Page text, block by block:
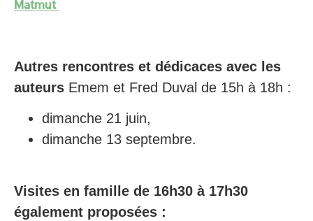
Matmut
Autres rencontres et dédicaces avec les
auteurs Emem et Fred Duval de 15h à 18h :
dimanche 21 juin,
dimanche 13 septembre.
Visites en famille de 16h30 à 17h30
également proposées :